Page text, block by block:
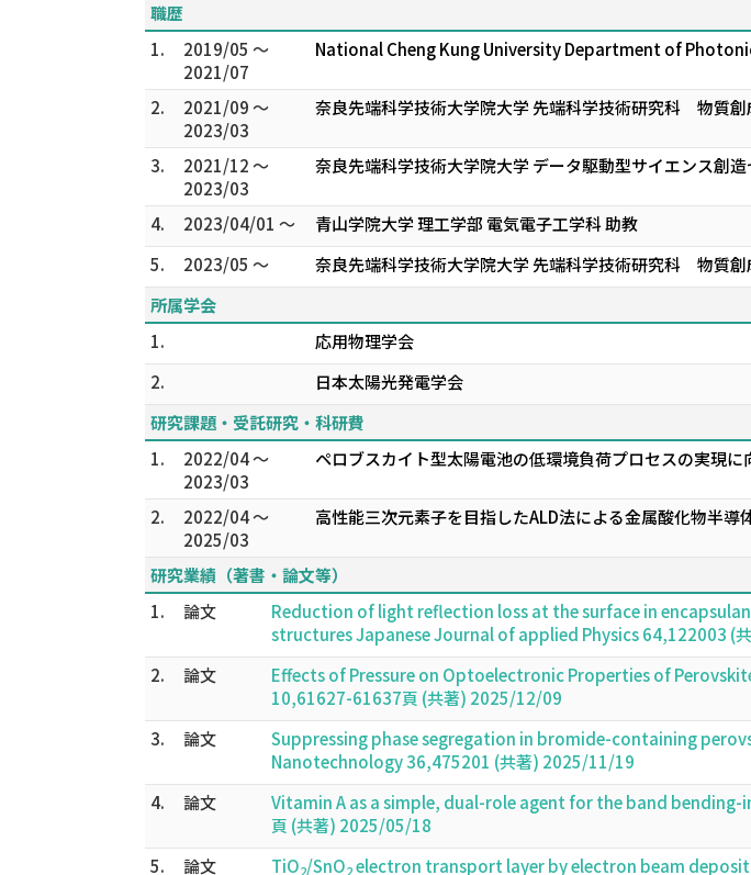
職歴
1.
2019/05 ～
2021/07
National Cheng Kung University Department of
2.
2021/09 ～
2023/03
奈良先端科学技術大学院大学 先端科学技術研究科 物質創
3.
2021/12 ～
2023/03
奈良先端科学技術大学院大学 データ駆動型サイエンス創
4. 2023/04/01 ～
青山学院大学 理工学部 電気電子工学科 助教
5.
2023/05 ～
奈良先端科学技術大学院大学 先端科学技術研究科 物質創
所属学会
1.
応用物理学会
2.
日本太陽光発電学会
研究課題・受託研究・科研費
1.
2022/04 ～
2023/03
ペロブスカイト型太陽電池の低環境負荷プロセスの実現
2.
2022/04 ～
2025/03
高性能三次元素子を目指したALD法による金属酸化物半導
研究業績（著書・論文等）
1.
論文
Reduction of light reflection loss at the surface in
structures Japanese Journal of applied Physics 64,122003 (
2.
論文
Effects of Pressure on Optoelectronic Properties of
10,61627-61637頁 (共著) 2025/12/09
3.
論文
Suppressing phase segregation in bromide-containing
Nanotechnology 36,475201 (共著) 2025/11/19
4.
論文
Vitamin A as a simple, dual-role agent for the band
頁 (共著) 2025/05/18
5.
論文 TiO2/SnO2electron transport layer by electron beam